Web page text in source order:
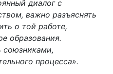
диалог с
важно разъяснять
о той работе,
образования.
союзниками,
процесса».